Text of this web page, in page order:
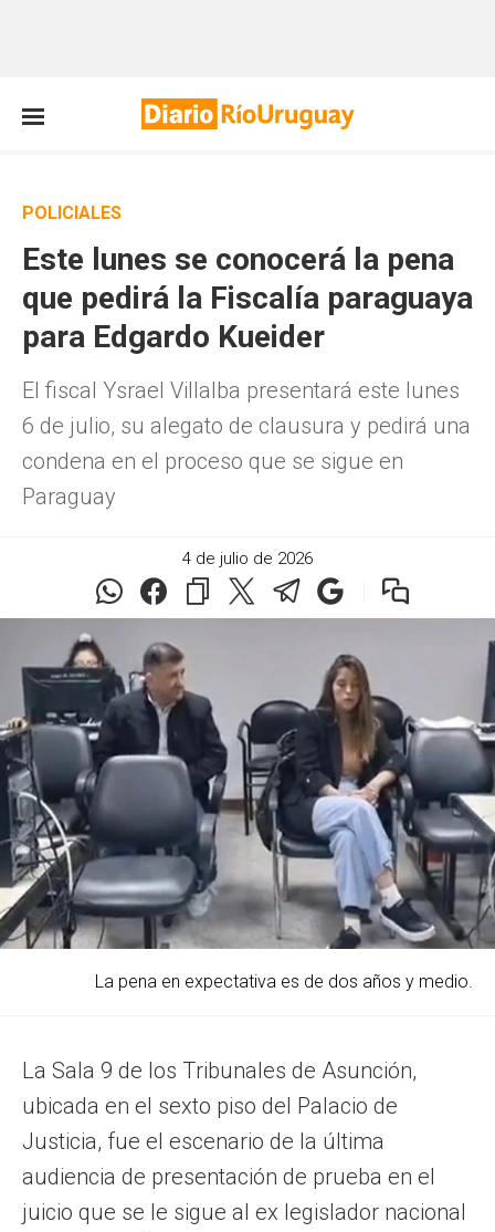
POLICIALES
Este lunes se conocerá la pena
que pedirá la Fiscalía paraguaya
para Edgardo Kueider
El fiscal Ysrael Villalba presentará este lunes
6 de julio, su alegato de clausura y pedirá una
condena en el proceso que se sigue en
Paraguay
4 de julio de 2026
La pena en expectativa es de dos años y medio.
La Sala 9 de los Tribunales de Asunción,
ubicada en el sexto piso del Palacio de
Justicia, fue el escenario de la última
audiencia de presentación de prueba en el
juicio que se le sigue al ex legislador nacional